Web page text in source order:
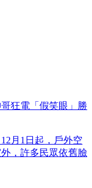
狂電「假笑眼」勝
月1日起，戶外空
，許多民眾依舊臉